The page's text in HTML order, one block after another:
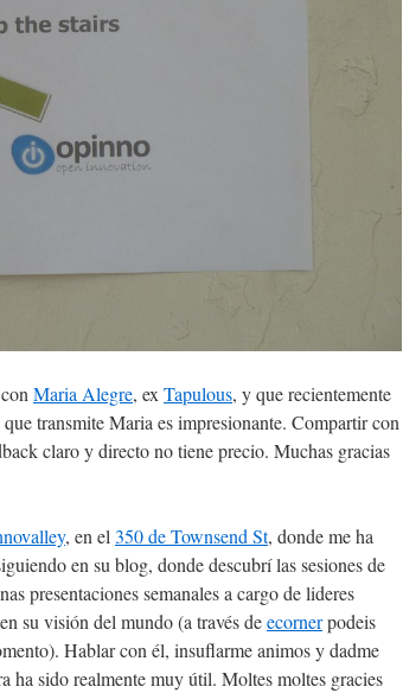
Maria Alegre, ex Tapulous, y que recientemente
transmite Maria es impresionante. Compartir con
claro y directo no tiene precio. Muchas gracias
, en el 350 de Townsend St, donde me ha
en su blog, donde descubrí las sesiones de
presentaciones semanales a cargo de lideres
su visión del mundo (a través deecornerpodeis
Hablar con él, insuflarme animos y dadme
ha sido realmente muy útil. Moltes moltes gracies